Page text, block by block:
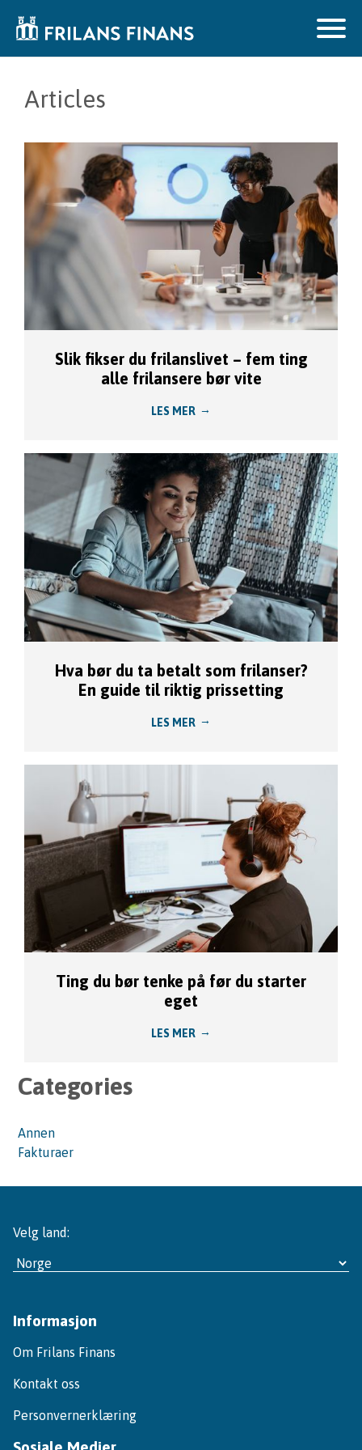
Articles
Slik fikser du frilanslivet – fem ting
alle frilansere bør vite
LES MER
Hva bør du ta betalt som frilanser?
En guide til riktig prissetting
LES MER
Ting du bør tenke på før du starter
eget
LES MER
Categories
Annen
Fakturaer
Velg land:
Informasjon
Om Frilans Finans
Kontakt oss
Personvernerklæring